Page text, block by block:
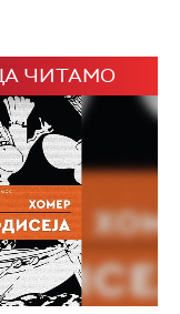
ЧИТАМО